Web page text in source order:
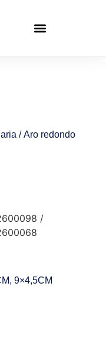
/ Aro redondo
/
9×4,5CM